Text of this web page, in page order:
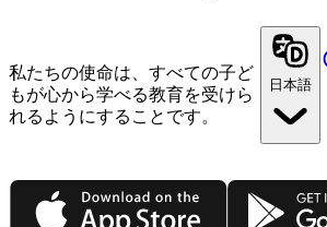
私たちの使命は、すべての子ど
もが心から学べる教育を受けら
れるようにすることです。
日本語
App Store Google Play